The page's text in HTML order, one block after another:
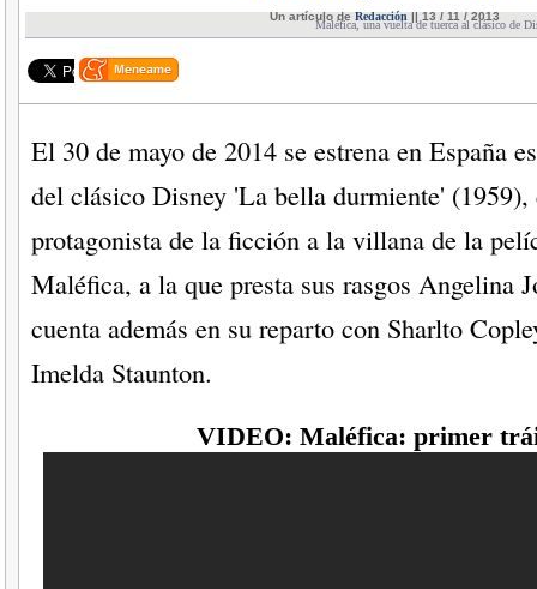
Un artículo deRedacción|| 13 / 11 / 2013
Maléfica, una vuelta de tuerca al clásico de
El 30 de mayo de 2014 se estrena en España
del clásico Disney 'La bella durmiente' (1959),
protagonista de la ficción a la villana de la
Maléfica, a la que presta sus rasgos Angelina
cuenta además en su reparto con Sharlto
Imelda Staunton.
VIDEO: Maléfica: primer